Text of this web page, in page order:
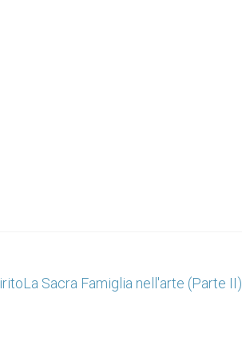
La Sacra Famiglia nell'arte (Parte II)